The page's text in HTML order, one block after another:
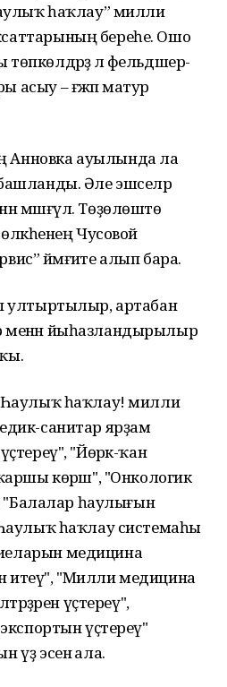
һаҡлау” милли
береһе. Ошо
лә фельдшер-
– ғәжәп матур
ауылында ла
Әле эшселәр
мәшғүл. Төҙөлөштө
Чусовой
йәмғиәте алып бара.
ултыртылыр, артабан
менән йыһазландырылыр
һаҡлау! милли
санитар ярҙам
"Йөрәк-ҡан
көрәш", "Онкологик
"Балалар һаулығын
һаҡлау системаһы
медицина
итеү", "Милли медицина
үҫтереү",
үҫтереү"
үҙ эсенә ала.